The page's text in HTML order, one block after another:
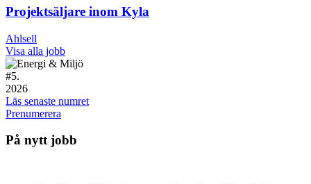
Projektsäljare inom Kyla
Ahlsell
Visa alla jobb
#5.
2026
Läs senaste numret
Prenumerera
På nytt jobb